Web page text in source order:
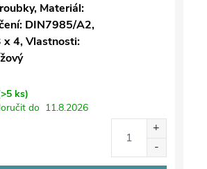
Materiál:
DIN7985/A2,
x 4, Vlastnosti:
ks)
do 11.8.2026